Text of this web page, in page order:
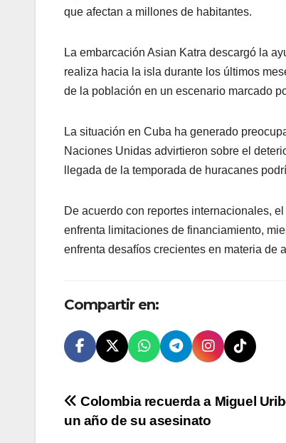
que afectan a millones de habitantes.
La embarcación Asian Katra descargó la
realiza hacia la isla durante los últimos
de la población en un escenario marcado
La situación en Cuba ha generado
Naciones Unidas advirtieron sobre el
llegada de la temporada de huracanes
De acuerdo con reportes internacionales,
enfrenta limitaciones de financiamiento,
enfrenta desafíos crecientes en materia de
Compartir en:
Navegación
Colombia recuerda a Miguel
un año de su asesinato